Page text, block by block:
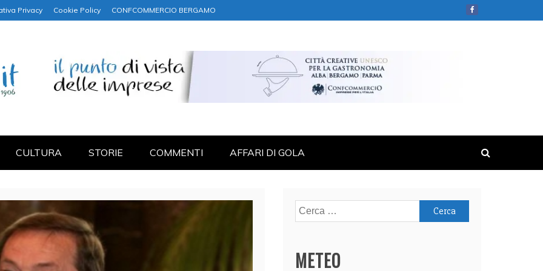
Privacy Cookie Policy CONFCOMMERCIO BERGAMO
CULTURA STORIE COMMENTI AFFARI DI GOLA
Ricerca
per:
METEO